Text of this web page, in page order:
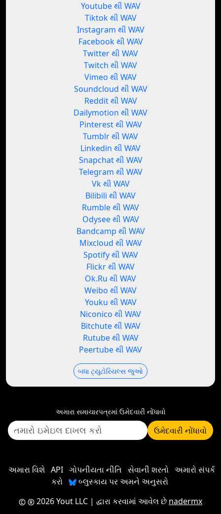
Youtube થી WAV
Tiktok થી WAV
Instagram થી WAV
Facebook થી WAV
Twitter થી WAV
Twitch થી WAV
Vimeo થી WAV
Soundcloud થી WAV
Reddit થી WAV
Dailymotion થી WAV
Pinterest થી WAV
Tumblr થી WAV
Linkedin થી WAV
Snapchat થી WAV
Telegram થી WAV
Vk થી WAV
Bilibili થી WAV
Rumble થી WAV
Odysee થી WAV
Bandcamp થી WAV
Mixcloud થી WAV
Spotify થી WAV
Flickr થી WAV
Ok.Ru થી WAV
Weibo થી WAV
Youku થી WAV
Niconico થી WAV
Bitchute થી WAV
Rutube થી WAV
Peertube થી WAV
બધા ટ્યુટોરિયલ્સ જુઓ
અમારા સમાચારપત્રમાં ઉમેદવારી નોંધાવો
ઉમેદવારી નોંધાવો
અમારા વિશે API ગોપનીયતા નીતિ સેવાની શરતો અમારો સંપર્ક
કરો
બ્લુસ્કાય પર અમને અનુસરો
2026 Yout LLC | દ્વારા કરવામાં આવેલ છે nadermx